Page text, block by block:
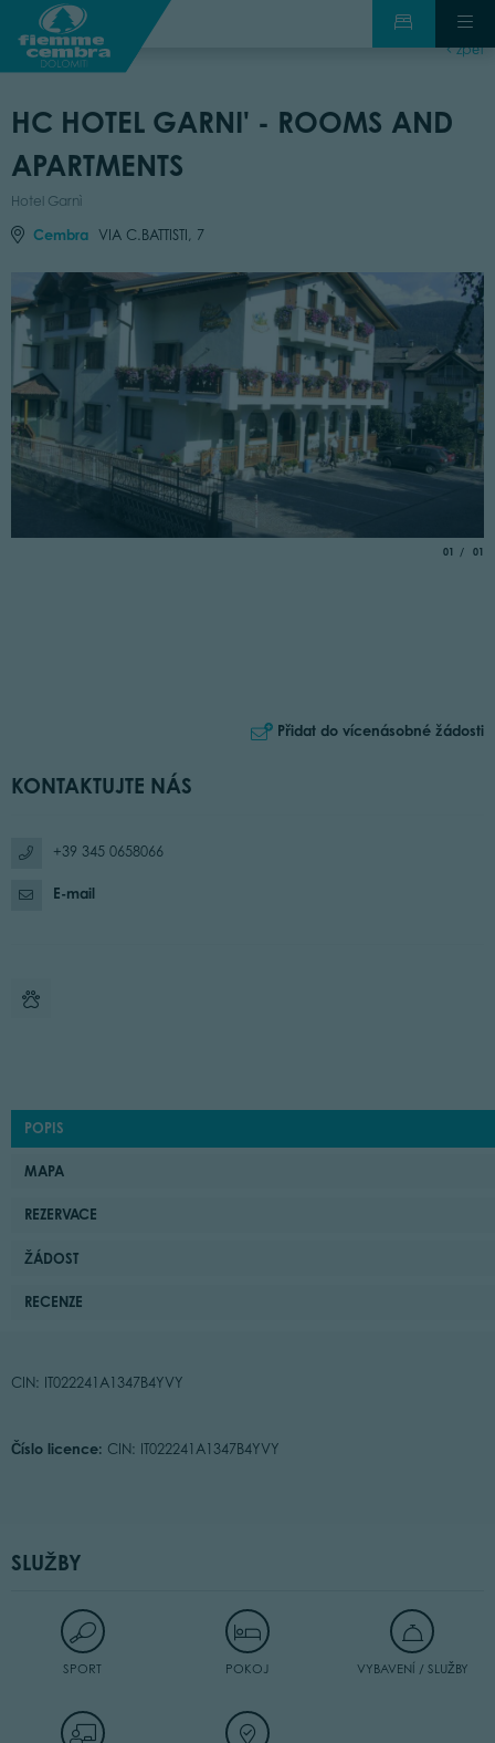
zpět
HC HOTEL GARNI' - ROOMS AND
APARTMENTS
Hotel Garnì
Cembra VIA C.BATTISTI, 7
01 of
01
Přidat do vícenásobné žádosti
KONTAKTUJTE NÁS
+39 345 0658066
E-mail
POPIS
MAPA
REZERVACE
ŽÁDOST
RECENZE
CIN: IT022241A1347B4YVY
Číslo licence: CIN: IT022241A1347B4YVY
SLUŽBY
SPORT POKOJ VYBAVENÍ / SLUŽBY